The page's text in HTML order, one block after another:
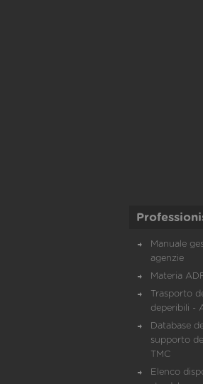
Manuale
agenzie
Materia
Trasporto
deperibili -
Database
supporto
TMC
Elenco